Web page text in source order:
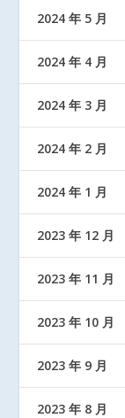
2024 年 5 月
2024 年 4 月
2024 年 3 月
2024 年 2 月
2024 年 1 月
2023 年 12 月
2023 年 11 月
2023 年 10 月
2023 年 9 月
2023 年 8 月